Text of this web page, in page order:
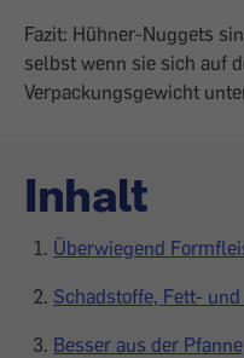
Fazit: Hühner-Nuggets
selbst wenn sie sich auf
Verpackungs­gewicht
Inhalt
Überwiegend
Schadstoffe, Fett-
Besser aus der Pfanne